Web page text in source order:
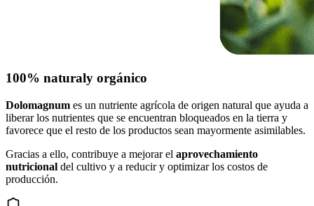
100% naturaly orgánico
Dolomagnum es un nutriente agrícola de origen natural que ayuda a
liberar los nutrientes que se encuentran bloqueados en la tierra y
favorece que el resto de los productos sean mayormente asimilables.
Gracias a ello, contribuye a mejorar el aprovechamiento
nutricional del cultivo y a reducir y optimizar los costos de
producción.